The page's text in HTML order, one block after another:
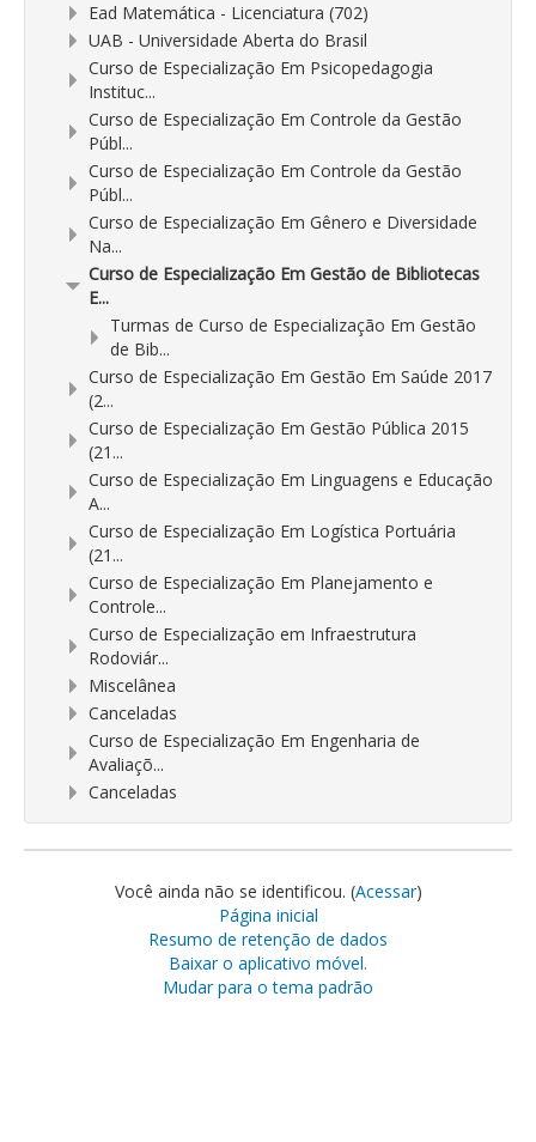
Ead Matemática - Licenciatura (702)
UAB - Universidade Aberta do Brasil
Curso de Especialização Em Psicopedagogia
Instituc...
Curso de Especialização Em Controle da Gestão
Públ...
Curso de Especialização Em Controle da Gestão
Públ...
Curso de Especialização Em Gênero e Diversidade
Na...
Curso de Especialização Em Gestão de Bibliotecas
E...
Turmas de Curso de Especialização Em Gestão
de Bib...
Curso de Especialização Em Gestão Em Saúde 2017
(2...
Curso de Especialização Em Gestão Pública 2015
(21...
Curso de Especialização Em Linguagens e Educação
A...
Curso de Especialização Em Logística Portuária
(21...
Curso de Especialização Em Planejamento e
Controle...
Curso de Especialização em Infraestrutura
Rodoviár...
Miscelânea
Canceladas
Curso de Especialização Em Engenharia de
Avaliaçõ...
Canceladas
Você ainda não se identificou. (Acessar)
Página inicial
Resumo de retenção de dados
Baixar o aplicativo móvel.
Mudar para o tema padrão